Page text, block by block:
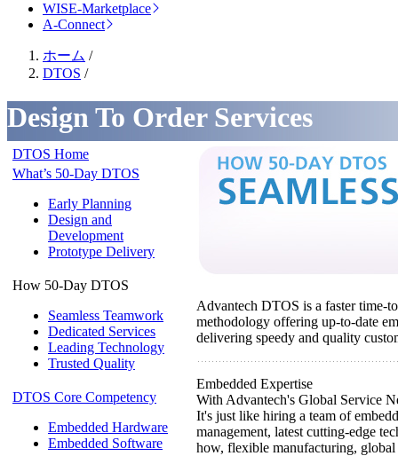
WISE-Marketplace
A-Connect
ホーム /
DTOS /
Design To Order Services
DTOS Home
What’s 50-Day DTOS
Early Planning
Design and
Development
Prototype Delivery
How 50-Day DTOS
Seamless Teamwork
Dedicated Services
Leading Technology
Trusted Quality
DTOS Core Competency
Embedded Hardware
Embedded Software
Advantech DTOS is a faster time-
methodology offering up-to-date
delivering speedy and quality
Embedded Expertise
With Advantech's Global Service
It's just like hiring a team of
management, latest cutting-edge
how, flexible manufacturing,